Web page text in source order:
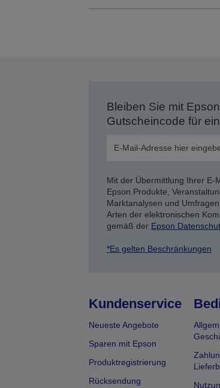
Bleiben Sie mit
Gutscheincode für
Mit der Übermittlung Ihrer E-
Epson Produkte,
Marktanalysen und
Arten der elektronischen
gemäß der Epson
*Es gelten Beschränkungen
Kundenservice
Neueste Angebote
Sparen mit Epson
Produktregistrierung
Rücksendung